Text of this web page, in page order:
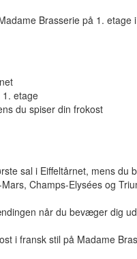
Brasserie på 1.
etage
du spiser din frokost
sal i Eiffeltårnet, mens
Champs-Elysées og
når du bevæger dig
i fransk stil på Madame